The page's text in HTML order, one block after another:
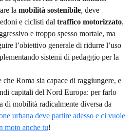
la mobilità sostenibile, deve
e ciclisti dal traffico motorizzato,
e troppo spesso mortale, ma
l’obiettivo generale di ridurre l’uso
sistemi di pedaggio per la
che Roma sia capace di raggiungere, e
capitali del Nord Europa: per farlo
di mobilità radicalmente diversa da
urbana deve partire adesso e ci vuole
moto anche tu!